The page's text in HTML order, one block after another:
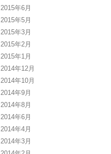
2015年6月
2015年5月
2015年3月
2015年2月
2015年1月
2014年12月
2014年10月
2014年9月
2014年8月
2014年6月
2014年4月
2014年3月